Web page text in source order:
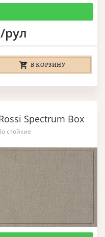
рул
В КОРЗИНУ
Spectrum Box
стойкие